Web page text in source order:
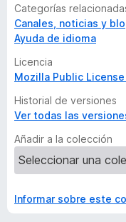
Categorías
Canales, noticias y
Ayuda de idioma
Licencia
Mozilla Public
Historial de versiones
Ver todas las
Añadir a la colección
Informar sobre este